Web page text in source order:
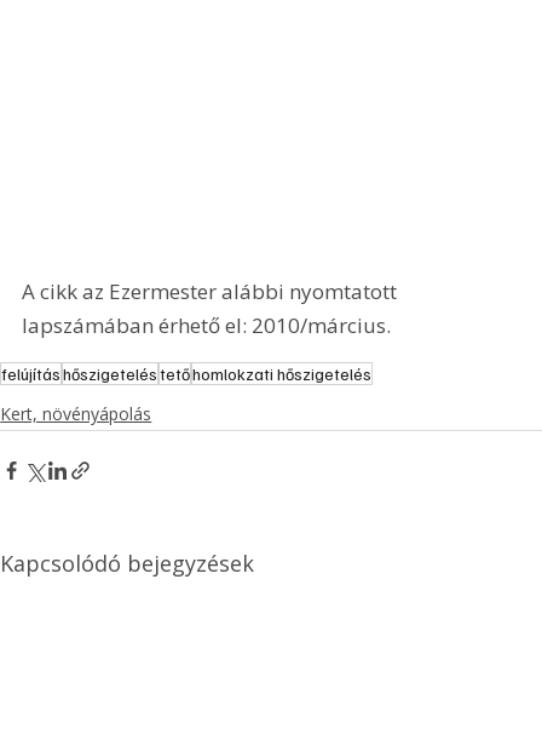
A cikk az Ezermester alábbi nyomtatott
lapszámában érhető el: 2010/március.
felújításhőszigeteléstetőhomlokzati hőszigetelés
Kert, növényápolás
Kapcsolódó bejegyzések